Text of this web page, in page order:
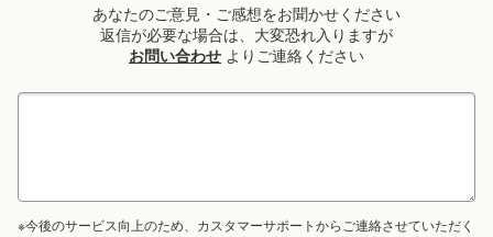
あなたのご意見・ご感想をお聞かせください
返信が必要な場合は、大変恐れ入りますが
お問い合わせ よりご連絡ください
※今後のサービス向上のため、カスタマーサポートからご連絡させていただく